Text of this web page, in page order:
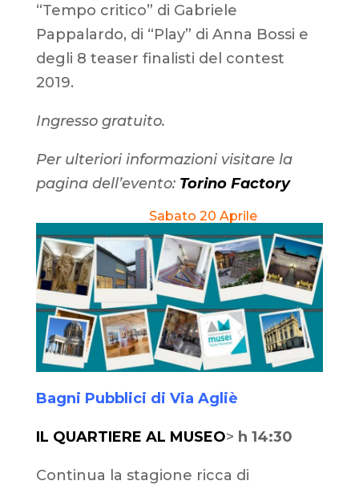
“Tempo critico” di Gabriele
Pappalardo, di “Play” di Anna Bossi e
degli 8 teaser finalisti del contest
2019.
Ingresso gratuito.
Per ulteriori informazioni visitare la
pagina dell’evento: Torino Factory
Sabato 20 Aprile
Bagni Pubblici di Via Agliè
IL QUARTIERE AL MUSEO> h 14:30
Continua la stagione ricca di